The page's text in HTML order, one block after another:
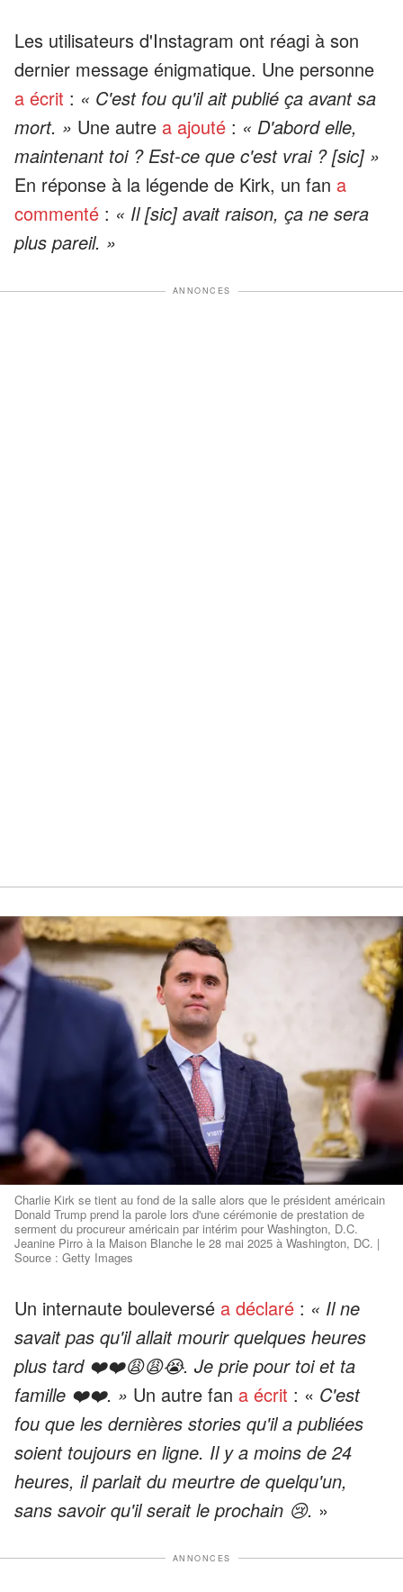
Les utilisateurs d'Instagram ont réagi à son
dernier message énigmatique. Une personne
a écrit : « C'est fou qu'il ait publié ça avant sa
mort. » Une autre a ajouté : « D'abord elle,
maintenant toi ? Est-ce que c'est vrai ? [sic] »
En réponse à la légende de Kirk, un fan a
commenté : « Il [sic] avait raison, ça ne sera
plus pareil. »
ANNONCES
Charlie Kirk se tient au fond de la salle alors que le président américain
Donald Trump prend la parole lors d'une cérémonie de prestation de
serment du procureur américain par intérim pour Washington, D.C.
Jeanine Pirro à la Maison Blanche le 28 mai 2025 à Washington, DC. |
Source : Getty Images
Un internaute bouleversé a déclaré : « Il ne
savait pas qu'il allait mourir quelques heures
plus tard ❤️❤️😩😩😭. Je prie pour toi et ta
famille ❤️❤️. » Un autre fan a écrit : « C'est
fou que les dernières stories qu'il a publiées
soient toujours en ligne. Il y a moins de 24
heures, il parlait du meurtre de quelqu'un,
sans savoir qu'il serait le prochain 😢. »
ANNONCES